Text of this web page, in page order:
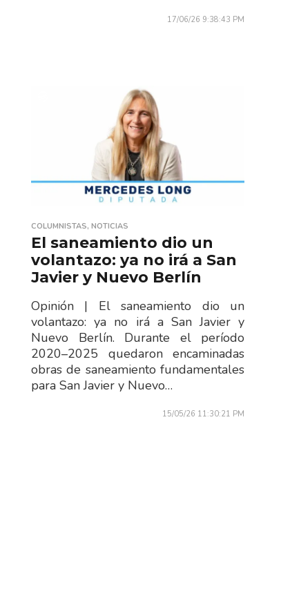
17/06/26 9:38:43 PM
COLUMNISTAS, NOTICIAS
El saneamiento dio un
volantazo: ya no irá a San
Javier y Nuevo Berlín
Opinión | El saneamiento dio un
volantazo: ya no irá a San Javier y
Nuevo Berlín. Durante el período
2020–2025 quedaron encaminadas
obras de saneamiento fundamentales
para San Javier y Nuevo…
15/05/26 11:30:21 PM